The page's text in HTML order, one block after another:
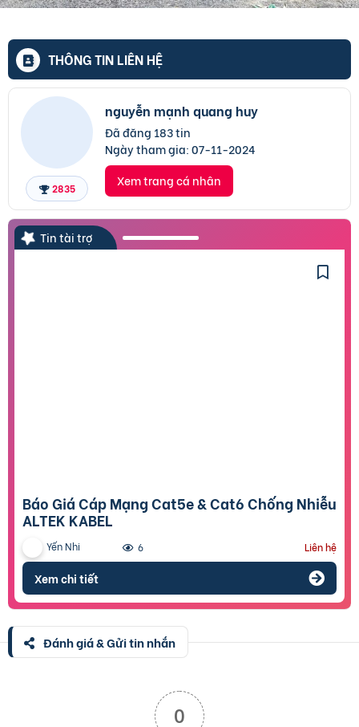
THÔNG TIN LIÊN HỆ
2835
nguyễn mạnh quang huy
Đã đăng 183 tin
Ngày tham gia:07-11-2024
Xem trang cá nhân
Tin tài trợ
Báo Giá Cáp Mạng Cat5e & Cat6 Chống Nhiễu
ALTEK KABEL
Yến Nhi 6 Liên hệ
Xem chi tiết
Đánh giá & Gửi tin nhắn
0